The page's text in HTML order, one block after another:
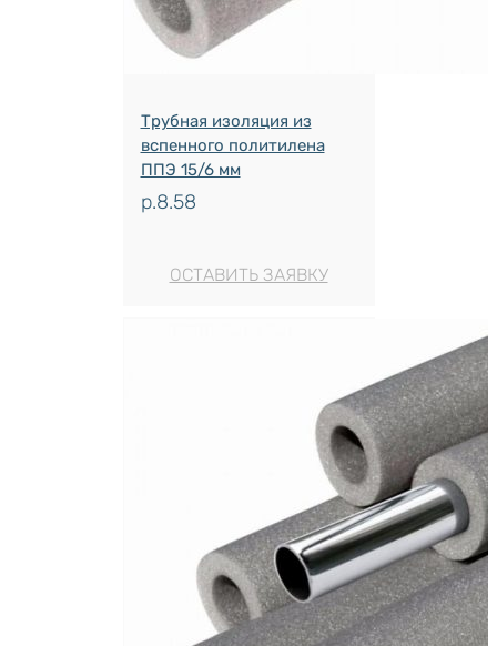
Трубная изоляция из
вспенного политилена
ППЭ 15/6 мм
р.8.58
ОСТАВИТЬ ЗАЯВКУ